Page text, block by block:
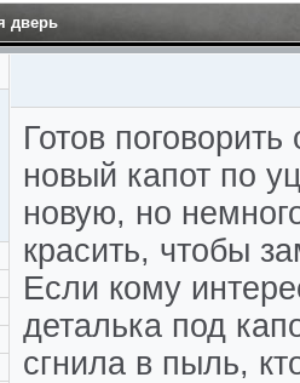
дверь
Готов
новый капот по
новую, но
красить, чтобы
Если кому
деталька под
сгнила в пыль,